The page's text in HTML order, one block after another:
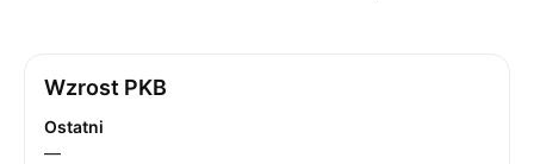
Wzrost PKB
Ostatni
—